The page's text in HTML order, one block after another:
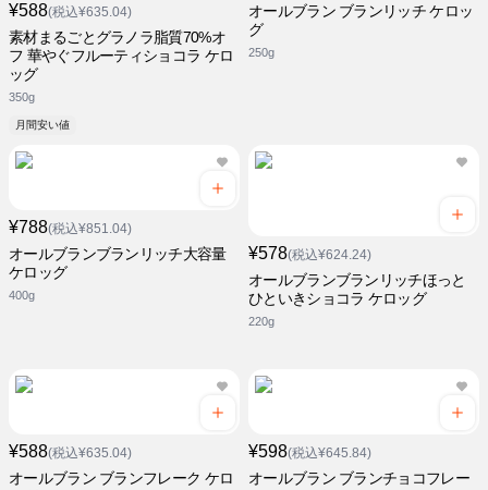
¥588(税込¥635.04)
素材まるごとグラノラ脂質70%オ
フ 華やぐフルーティショコラ ケロ
ッグ
350g
月間安い値
オールブラン ブランリッチ ケロッ
グ
250g
¥788(税込¥851.04)
オールブランブランリッチ大容量
ケロッグ
400g
¥578(税込¥624.24)
オールブランブランリッチほっと
ひといきショコラ ケロッグ
220g
¥588(税込¥635.04)
オールブラン ブランフレーク ケロ
¥598(税込¥645.84)
オールブラン ブランチョコフレー